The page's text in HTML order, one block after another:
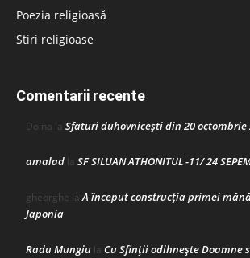
Poezia religioasă
Stiri religioase
Comentarii recente
Doina la Sfaturi duhovnicești din 20 octombrie
amalad la SF SILUAN ATHONITUL -11/ 24
gheorghe laA început construcţia primei
Japonia
Radu Mungiu la Cu Sfinții odihnește Doamne